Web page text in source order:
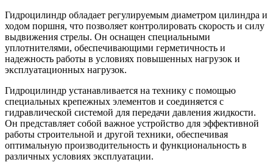
Гидроцилиндр обладает регулируемым диаметром цилиндра и
ходом поршня, что позволяет контролировать скорость и силу
выдвижения стрелы. Он оснащен специальными
уплотнителями, обеспечивающими герметичность и
надежность работы в условиях повышенных нагрузок и
эксплуатационных нагрузок.
Гидроцилиндр устанавливается на технику с помощью
специальных крепежных элементов и соединяется с
гидравлической системой для передачи давления жидкости.
Он представляет собой важное устройство для эффективной
работы строительной и другой техники, обеспечивая
оптимальную производительность и функциональность в
различных условиях эксплуатации.